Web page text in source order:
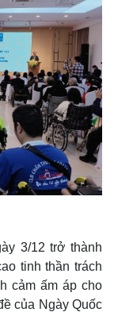
3/12 trở thành
tinh thần trách
cảm ấm áp cho
của Ngày Quốc